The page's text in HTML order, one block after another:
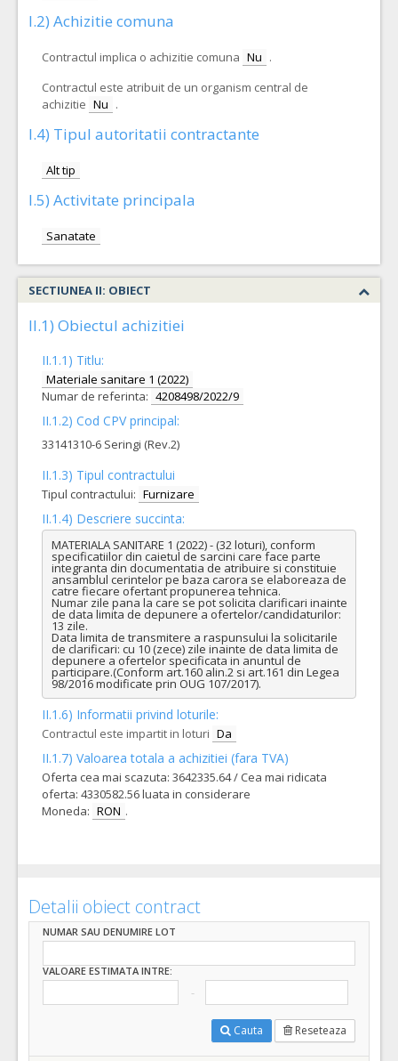
I.2) Achizitie comuna
Contractul implica o achizitie comuna Nu .
Contractul este atribuit de un organism central de
achizitie Nu .
I.4) Tipul autoritatii contractante
Alt tip
I.5) Activitate principala
Sanatate
SECTIUNEA II: OBIECT
II.1) Obiectul achizitiei
II.1.1) Titlu:
Materiale sanitare 1 (2022)
Numar de referinta: 4208498/2022/9
II.1.2) Cod CPV principal:
33141310-6 Seringi (Rev.2)
II.1.3) Tipul contractului
Tipul contractului: Furnizare
II.1.4) Descriere succinta:
MATERIALA SANITARE 1 (2022) - (32 loturi), conform
specificatiilor din caietul de sarcini care face parte
integranta din documentatia de atribuire si constituie
ansamblul cerintelor pe baza carora se elaboreaza de
catre fiecare ofertant propunerea tehnica.
Numar zile pana la care se pot solicita clarificari inainte
de data limita de depunere a ofertelor/candidaturilor:
13 zile.
Data limita de transmitere a raspunsului la solicitarile
de clarificari: cu 10 (zece) zile inainte de data limita de
depunere a ofertelor specificata in anuntul de
participare.(Conform art.160 alin.2 si art.161 din Legea
98/2016 modificate prin OUG 107/2017).
II.1.6) Informatii privind loturile:
Contractul este impartit in loturi Da
II.1.7) Valoarea totala a achizitiei (fara TVA)
Oferta cea mai scazuta: 3642335.64 / Cea mai ridicata
oferta: 4330582.56 luata in considerare
Moneda: RON .
Detalii obiect contract
NUMAR SAU DENUMIRE LOT
VALOARE ESTIMATA INTRE:
Cauta Reseteaza